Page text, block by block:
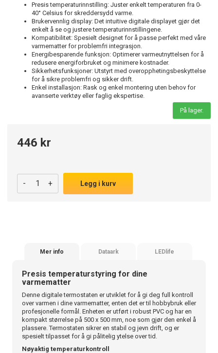
Presis temperaturinnstilling: Juster enkelt temperaturen fra 0-
40° Celsius for skreddersydd varme.
Brukervennlig display: Det intuitive digitale displayet gjør det
enkelt å se og justere temperaturinnstillingene.
Kompatibilitet: Spesielt designet for å passe perfekt med våre
varmematter for problemfri integrasjon.
Energibesparende funksjon: Optimerer varmeutnyttelsen for å
redusere energiforbruket og minimere kostnader.
Sikkerhetsfunksjoner: Utstyrt med overopphetingsbeskyttelse
for å sikre problemfri og sikker drift.
Enkel installasjon: Rask og enkel montering uten behov for
avanserte verktøy eller faglig ekspertise.
På lager.
446 kr
- + Legg i kurv
Mer info Dataark LEDlife
Presis temperaturstyring for dine
varmematter
Denne digitale termostaten er utviklet for å gi deg full kontroll
over varmen i dine varmematter, enten det er til hobbybruk eller
profesjonelle formål. Enheten er utført i robust PVC og har en
kompakt størrelse på 500 x 500 mm, noe som gjør den enkel å
plassere. Termostaten sikrer en stabil og jevn drift, og er
spesielt tilpasset for å gi pålitelig ytelse over tid.
Nøyaktig temperaturkontroll